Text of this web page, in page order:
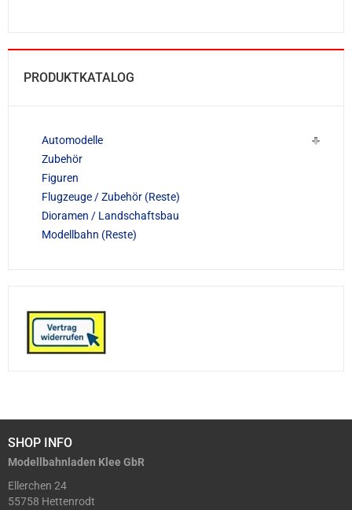
PRODUKTKATALOG
Automodelle
Zubehör
Figuren
Flugzeuge / Zubehör (Reste)
Dioramen / Landschaftsbau
Modellbahn (Reste)
SHOP INFO
Modellbahnladen Klee GbR
Ellerchen 24
55758 Hettenrodt